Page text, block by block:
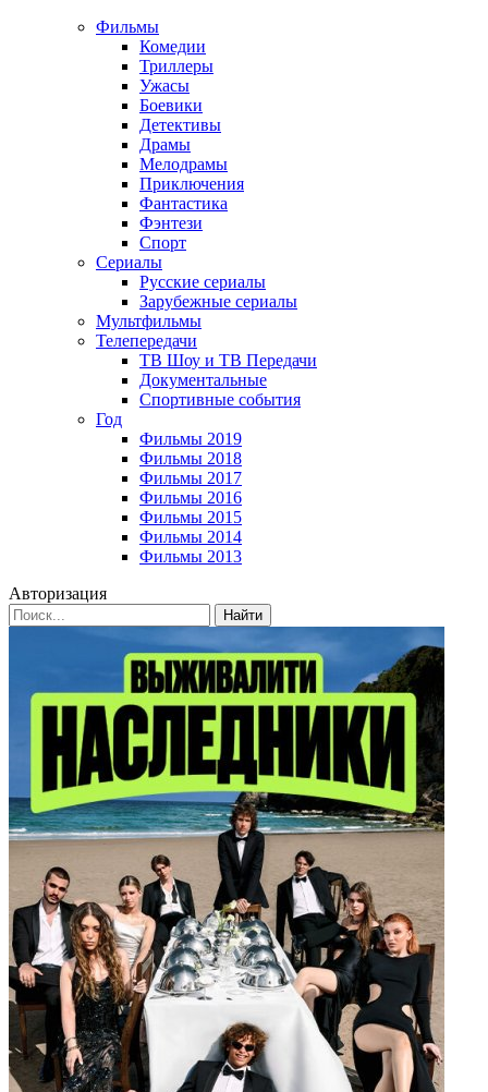
Фильмы
Комедии
Триллеры
Ужасы
Боевики
Детективы
Драмы
Мелодрамы
Приключения
Фантастика
Фэнтези
Спорт
Сериалы
Русские сериалы
Зарубежные сериалы
Мультфильмы
Телепередачи
ТВ Шоу и ТВ Передачи
Документальные
Спортивные события
Год
Фильмы 2019
Фильмы 2018
Фильмы 2017
Фильмы 2016
Фильмы 2015
Фильмы 2014
Фильмы 2013
Авторизация
Найти